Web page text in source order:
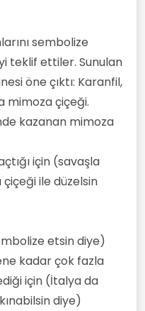
sembolize
teklif ettiler. Sunulan
öne çıktı: Karanfil,
mimoza çiçeği.
kazanan mimoza
için (savaşla
ile düzelsin
etsin diye)
kadar çok fazla
için (İtalya da
diye)